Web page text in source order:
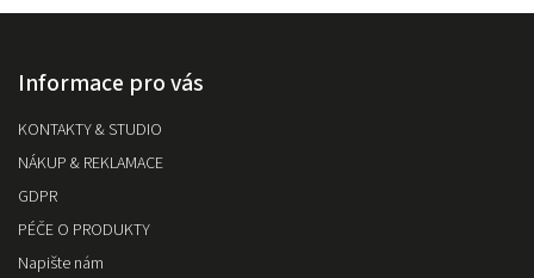
Informace pro vás
KONTAKTY & STUDIO
NÁKUP & REKLAMACE
GDPR
PÉČE O PRODUKTY
Napište nám